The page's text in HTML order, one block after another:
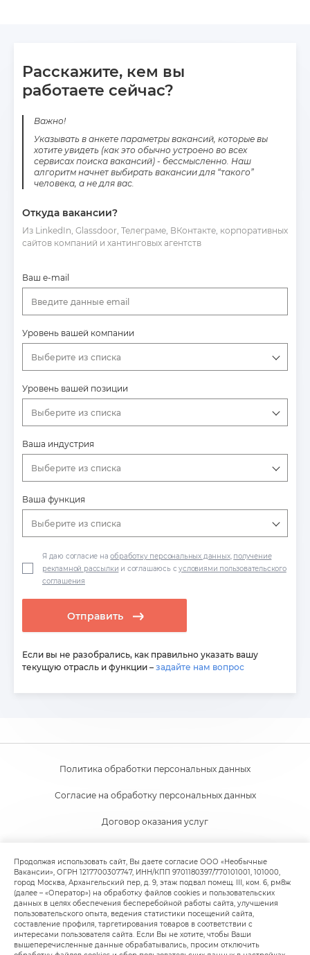
Расскажите, кем вы
работаете сейчас?
Важно!
Указывать в анкете параметры вакансий, которые вы
хотите увидеть (как это обычно устроено во всех
сервисах поиска вакансий) - бессмысленно. Наш
алгоритм начнет выбирать вакансии для “такого”
человека, а не для вас.
Откуда вакансии?
Из LinkedIn, Glassdoor, Телеграме, ВКонтакте, корпоративных
сайтов компаний и хантинговых агентств
Ваш e-mail
Введите данные email
Уровень вашей компании
Выберите из списка
Уровень вашей позиции
Выберите из списка
Ваша индустрия
Выберите из списка
Ваша функция
Выберите из списка
Я даю согласие наобработку персональных данных, получение
рекламной рассылки и соглашаюсь сусловиями пользовательского
соглашения
Отправить
Если вы не разобрались, как правильно указать вашу
текущую отрасль и функции – задайте нам вопрос
Политика обработки персональных данных
Согласие на обработку персональных данных
Договор оказания услуг
Пользовательское соглашение
Политика обработки файлов cookie
Продолжая использовать сайт, Вы даете согласие ООО «Необычные
Вакансии», ОГРН 1217700307747, ИНН/КПП 9701180397/770101001, 101000,
город Москва, Архангельский пер, д. 9, этаж подвал помещ. III, ком. 6, рм8ж
(далее – «Оператор») на обработку файлов cookies и пользовательских
данных в целях обеспечения бесперебойной работы сайта, улучшения
пользовательского опыта, ведения статистики посещений сайта,
составление профиля, таргетирования товаров в соответствии с
интересами пользователя сайта. Если Вы не хотите, чтобы Ваши
вышеперечисленные данные обрабатывались, просим отключить